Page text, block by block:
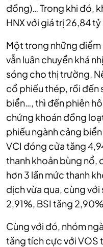
đồng)… Trong khi đó,
HNX với giá trị 26,84
Một trong những
vẫn luân chuyển khá
sóng cho thị trường.
cổ phiếu thép, rồi đến
biển…, thì đến phiên
chứng khoán đồng
phiếu ngành cảng
VCI đóng cửa tăng
thanh khoản bùng nổ,
hơn 3 lần mức thanh
dịch vừa qua, cùng
2,91%, BSI tăng
Cùng với đó, nhóm
tăng tích cực với VOS